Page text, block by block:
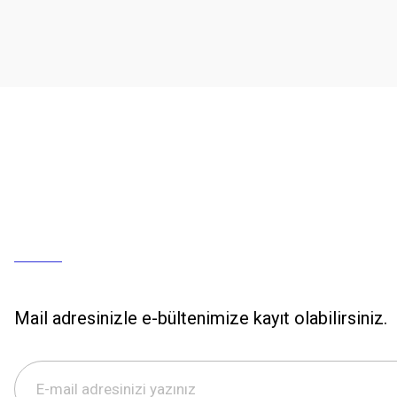
Mail adresinizle e-bültenimize kayıt olabilirsiniz.